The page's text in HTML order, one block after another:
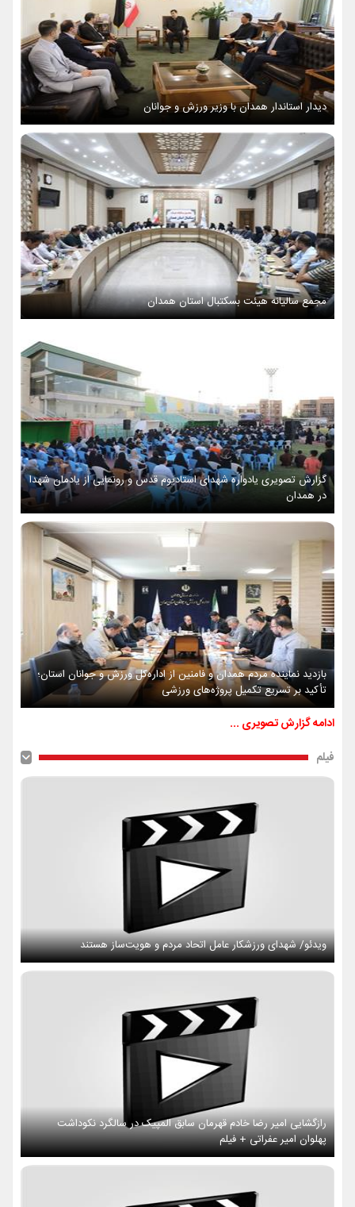
دیدار استاندار همدان با وزیر ورزش و جوانان
مجمع سالیانه هیئت بسکتبال استان همدان
گزارش تصویری یادواره شهدای استادیوم قدس و رونمایی از یادمان شهدا
در همدان
بازدید نماینده مردم همدان و فامنین از اداره‌کل ورزش و جوانان استان؛
تأکید بر تسریع تکمیل پروژه‌های ورزشی
ادامه گزارش تصویری ...
فیلم
ویدئو/ شهدای ورزشکار عامل اتحاد مردم و هویت‌ساز هستند
رازگشایی امیر رضا خادم قهرمان سابق المپیک در سالگرد نکوداشت
پهلوان امیر عفراتی + فیلم